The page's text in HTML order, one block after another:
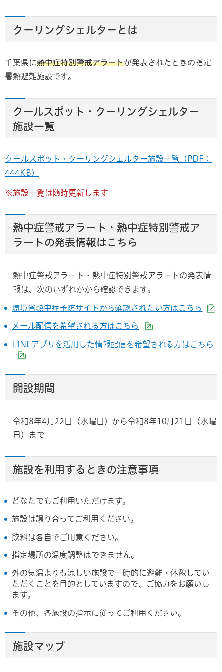
クーリングシェルターとは
千葉県に熱中症特別警戒アラートが発表されたときの指定
暑熱避難施設です。
クールスポット・クーリングシェルター
施設一覧
クールスポット・クーリングシェルター施設一覧（PDF：
444KB）
※施設一覧は随時更新します
熱中症警戒アラート・熱中症特別警戒ア
ラートの発表情報はこちら
熱中症警戒アラート・熱中症特別警戒アラートの発表情
報は、次のいずれかから確認できます。
環境省熱中症予防サイトから確認されたい方はこちら
メール配信を希望される方はこちら
LINEアプリを活用した情報配信を希望される方はこちら
開設期間
令和8年4月22日（水曜日）から令和8年10月21日（水曜
日）まで
施設を利用するときの注意事項
どなたでもご利用いただけます。
施設は譲り合ってご利用ください。
飲料は各自でご用意ください。
指定場所の温度調整はできません。
外の気温よりも涼しい施設で一時的に避難・休憩してい
ただくことを目的としていますので、ご協力をお願いし
ます。
その他、各施設の指示に従ってご利用ください。
施設マップ